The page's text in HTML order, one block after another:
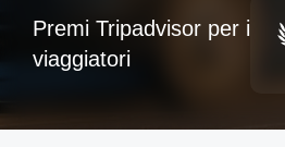
Premi Tripadvisor per i
viaggiatori